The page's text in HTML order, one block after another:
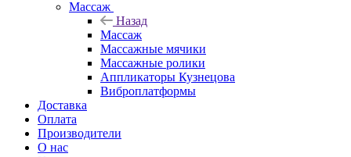
Массаж
Назад
Массаж
Массажные мячики
Массажные ролики
Аппликаторы Кузнецова
Виброплатформы
Доставка
Оплата
Производители
О нас